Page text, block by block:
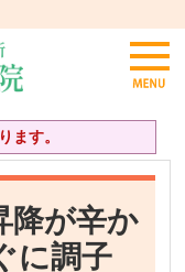
ます。
降が辛か
に調子